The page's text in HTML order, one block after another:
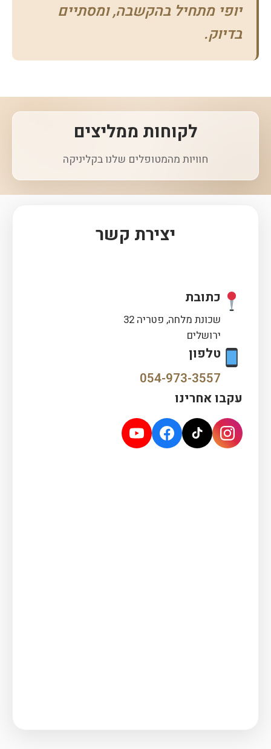
יופי מתחיל בהקשבה, ומסתיים
בדיוק.
לקוחות ממליצים
חוויות מהמטופלים שלנו בקליניקה
יצירת קשר
כתובת
שכונת מלחה, פטריה 32
ירושלים
טלפון
054-973-3557
עקבו אחרינו